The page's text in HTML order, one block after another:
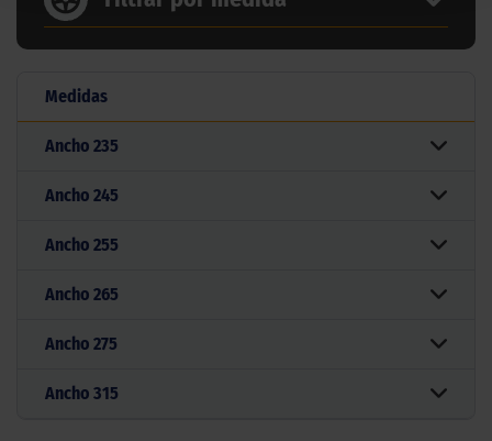
Medidas
Ancho 235
Ancho 245
Ancho 255
Ancho 265
Ancho 275
Ancho 315